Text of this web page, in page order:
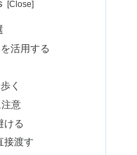
活用する
く
意
ける
接渡す